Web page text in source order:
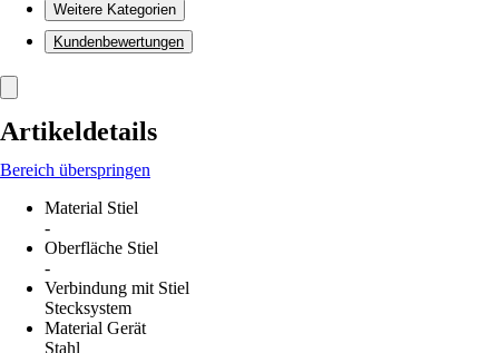
Weitere Kategorien
Kundenbewertungen
Artikeldetails
Bereich überspringen
Material Stiel
-
Oberfläche Stiel
-
Verbindung mit Stiel
Stecksystem
Material Gerät
Stahl